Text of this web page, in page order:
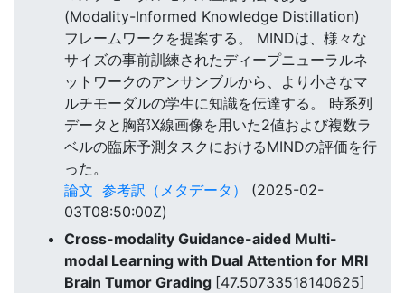
(Modality-Informed Knowledge Distillation)
フレームワークを提案する。 MINDは、様々な
サイズの事前訓練されたディープニューラルネ
ットワークのアンサンブルから、より小さなマ
ルチモーダルの学生に知識を伝達する。 時系列
データと胸部X線画像を用いた2値および複数ラ
ベルの臨床予測タスクにおけるMINDの評価を行
った。
論文 参考訳（メタデータ）
(2025-02-
03T08:50:00Z)
Cross-modality Guidance-aided Multi-
modal Learning with Dual Attention for MRI
Brain Tumor Grading [47.50733518140625]